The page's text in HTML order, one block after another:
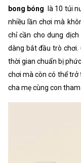
bong bóng
là 10 túi
nhiều lần chơi mà
chỉ cần cho dung
dàng bắt đầu trò chơi.
thời gian chuẩn bị
chơi mà còn có thể trở
cha mẹ cùng con